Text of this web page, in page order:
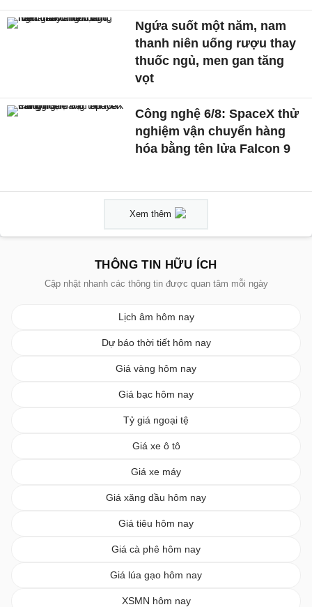
Ngứa suốt một năm, nam
thanh niên uống rượu thay
thuốc ngủ, men gan tăng
vọt
Công nghệ 6/8: SpaceX thử
nghiệm vận chuyển hàng
hóa bằng tên lửa Falcon 9
Xem thêm
THÔNG TIN HỮU ÍCH
Cập nhật nhanh các thông tin được quan tâm mỗi ngày
Lịch âm hôm nay
Dự báo thời tiết hôm nay
Giá vàng hôm nay
Giá bạc hôm nay
Tỷ giá ngoại tệ
Giá xe ô tô
Giá xe máy
Giá xăng dầu hôm nay
Giá tiêu hôm nay
Giá cà phê hôm nay
Giá lúa gạo hôm nay
XSMN hôm nay